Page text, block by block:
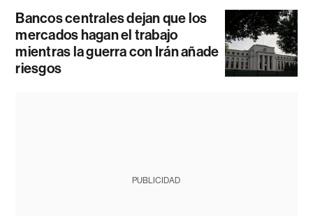
Bancos centrales dejan que los
mercados hagan el trabajo
mientras la guerra con Irán añade
riesgos
PUBLICIDAD